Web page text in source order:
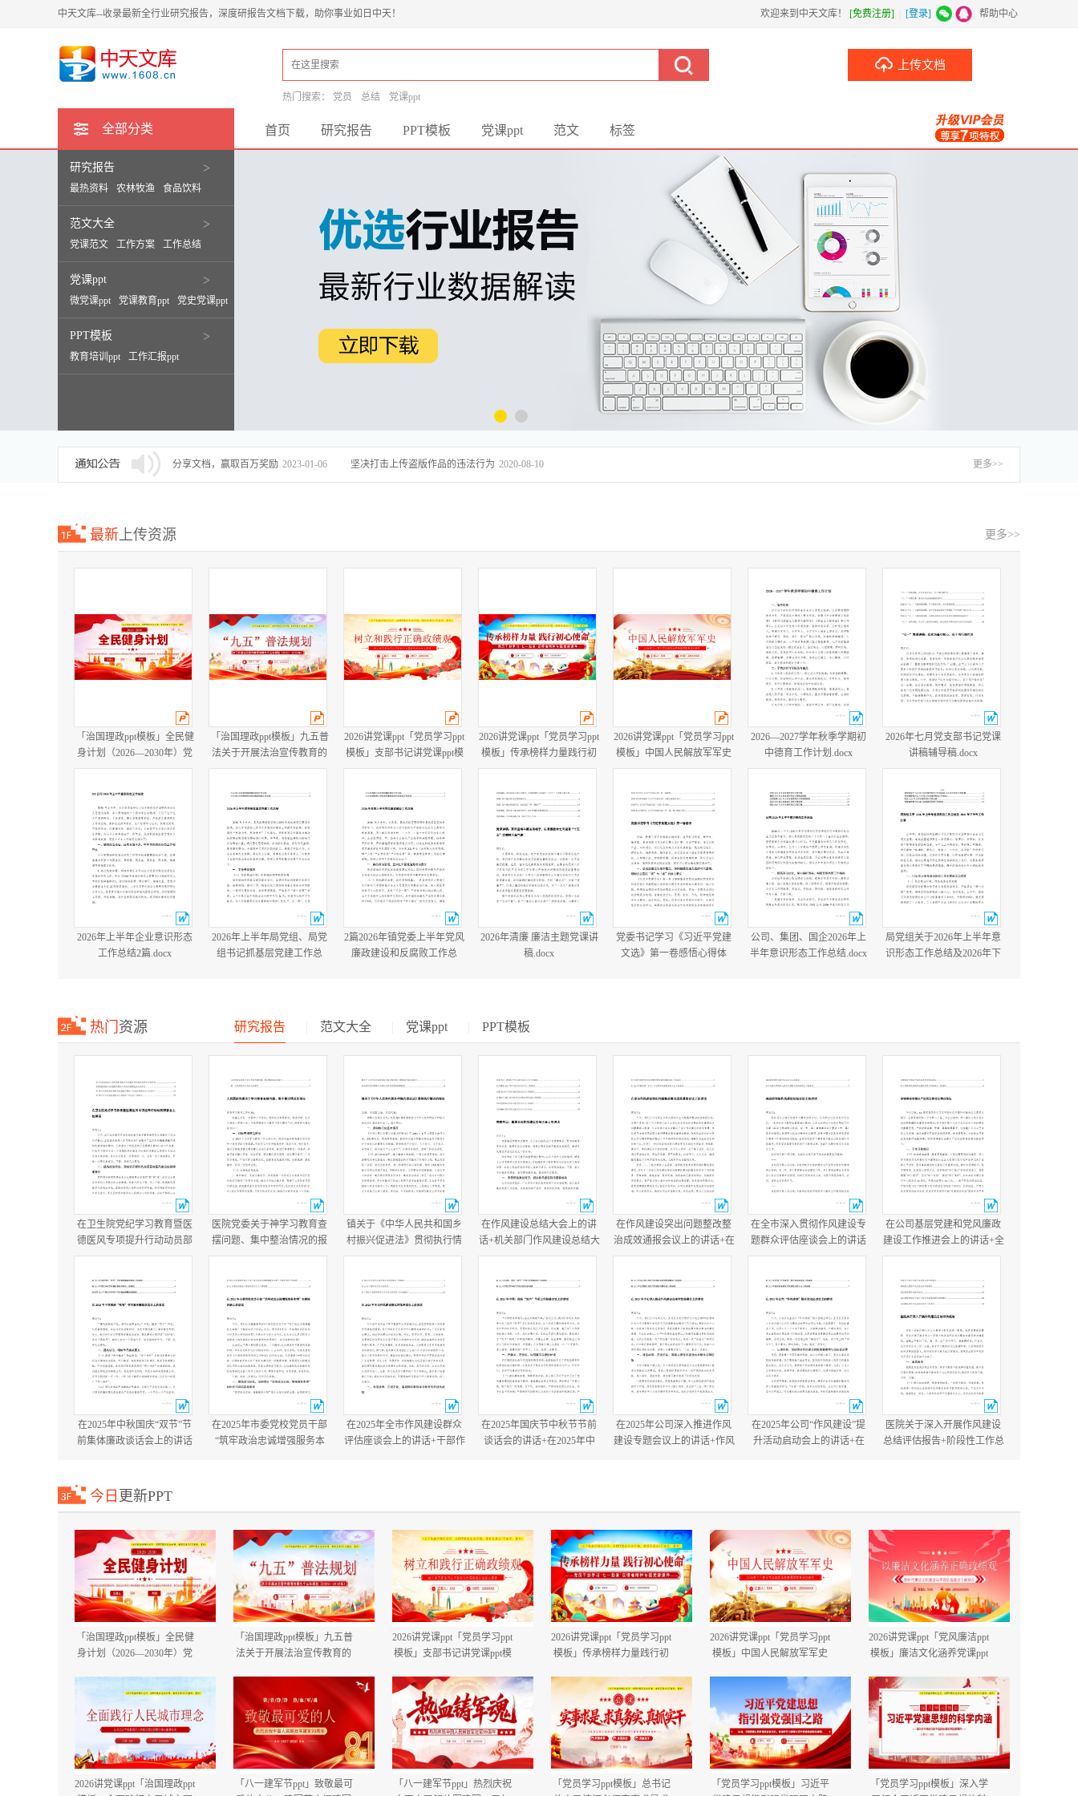
欢迎来到中天文库！ [免费注册] [登录] 帮助中心
中天文库--收录最新全行业研究报告，深度研报告文档下载，助你事业如日中天！
热门搜索： 党员 总结 党课ppt
上传文档
全部分类
研究报告 >
最热资料 农林牧渔 食品饮料
范文大全 >
党课范文 工作方案 工作总结
党课ppt >
微党课ppt 党课教育ppt 党史党课ppt
PPT模板 >
教育培训ppt
工作汇报ppt
述职报告ppt
首页 研究报告 PPT模板 党课ppt 范文 标签
分享文档，赢取百万奖励 2023-01-06 坚决打击上传盗版作品的违法行为 2020-08-10 更多>>
最新上传资源 更多>>
「治国理政ppt模板」全民健
身计划（2026—2030年）党
课ppt模板「带完整内
「治国理政ppt模板」九五普
法关于开展法治宣传教育的
第九个五年规划（2026－
2026讲党课ppt「党员学习ppt
模板」支部书记讲党课ppt模
板「带完整内容」.pptx
2026讲党课ppt「党员学习ppt
模板」传承榜样力量践行初
心使命PP学习“七一勋章”获
整内容」.pptx
2026讲党课ppt「党员学习ppt
模板」中国人民解放军军史
建军99周年八一建军节国防
整内容】.pptx
2026—2027学年秋季学期初
中德育工作计划.docx
2026年七月党支部书记党课
讲稿辅导稿.docx
2026年上半年企业意识形态
工作总结2篇.docx
2026年上半年局党组、局党
组书记抓基层党建工作总
2篇2026年镇党委上半年党风
廉政建设和反腐败工作总
2026年清廉 廉洁主题党课讲
稿.docx
党委书记学习《习近平党建
文选》第一卷感悟心得体
公司、集团、国企2026年上
半年意识形态工作总结.docx
局党组关于2026年上半年意
识形态工作总结及2026年下
热门 资源 研究报告 范文大全 党课ppt PPT模板
在卫生院党纪学习教育暨医
德医风专项提升行动动员部
署会上的讲话在医院医德医
署会议上的讲话.docx
医院党委关于神学习教育查
摆问题、集中整治情况的报
告+医院学习教育总结报
镇关于《中华人民共和国乡
村振兴促进法》贯彻执行情
况的报告+乡党委书记任职两
报告.docx
在作风建设总结大会上的讲
话+机关部门作风建设总结大
会主持词.docx
在作风建设突出问题整改整
治成效通报会议上的讲话+在
作风建设总结大会上的讲
在全市深入贯彻作风建设专
题群众评估座谈会上的讲话
+县政府党组作风建设总结会
在公司基层党建和党风廉政
建设工作推进会上的讲话+全
镇落实全面从严治党主体责
在2025年中秋国庆“双节”节
前集体廉政谈话会上的讲话
在2025年市委党校党员干部
“筑牢政治忠诚增强服务本
在2025年全市作风建设群众
评估座谈会上的讲话+干部作
在2025年国庆节中秋节节前
谈话会的讲话+在2025年中
在2025年公司深入推进作风
建设专题会议上的讲话+作风
在2025年公司“作风建设”提
升活动启动会上的讲话+在
医院关于深入开展作风建设
总结评估报告+阶段性工作总
今日 更新PPT
「治国理政ppt模板」全民健
身计划（2026—2030年）党
「治国理政ppt模板」九五普
法关于开展法治宣传教育的
整内容」.pptx
2026讲党课ppt「党员学习ppt
模板」支部书记讲党课ppt模
2026讲党课ppt「党员学习ppt
模板」传承榜样力量践行初
得者精神党课ppt模板「带完
整内容」.pptx
2026讲党课ppt「党员学习ppt
模板」中国人民解放军军史
教育培训党课ppt模板【含完
整内容】.pptx
2026讲党课ppt「党风廉洁ppt
模板」廉洁文化涵养党课ppt
2026讲党课ppt「治国理政ppt
「八一建军节ppt」致敬最可
「八一建军节ppt」热烈庆祝
「党员学习ppt模板」总书记
「党员学习ppt模板」习近平
「党员学习ppt模板」深入学